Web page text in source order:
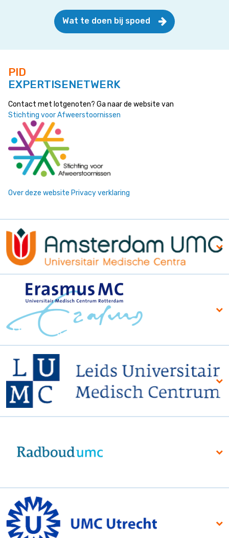
Wat te doen bij spoed
PID
EXPERTISENETWERK
Contact met lotgenoten? Ga naar de website van
Stichting voor Afweerstoornissen
Over deze website Privacy verklaring